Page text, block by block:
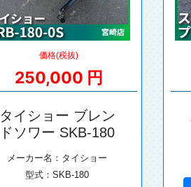
価格(税抜)
250,000 円
タイショー ブレン
ドソワー SKB-180
メーカー名：タイショー
型式：SKB-180